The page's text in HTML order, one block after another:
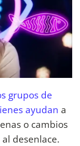
grupos de
ayudan a
o cambios
desenlace.